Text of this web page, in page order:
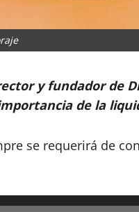
y fundador de
de la
se requerirá de